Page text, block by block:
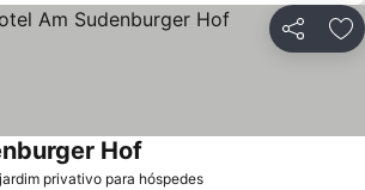
Partilhar
privativo para hóspedes
Hof